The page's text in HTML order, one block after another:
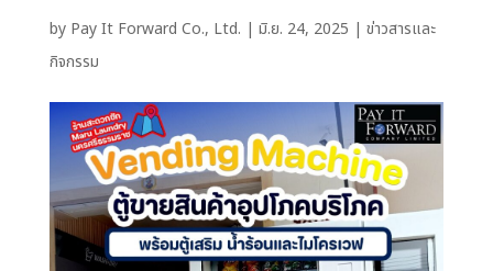
by Pay It Forward Co., Ltd. | มิ.ย. 24, 2025 | ข่าวสารและ
กิจกรรม